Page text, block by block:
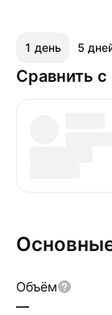
1 день 5
Сравнить
Объём
—